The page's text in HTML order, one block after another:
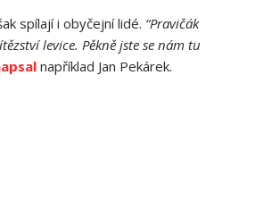
spílají i obyčejní lidé. “Pravičák
levice. Pěkně jste se nám tu
například Jan Pekárek.